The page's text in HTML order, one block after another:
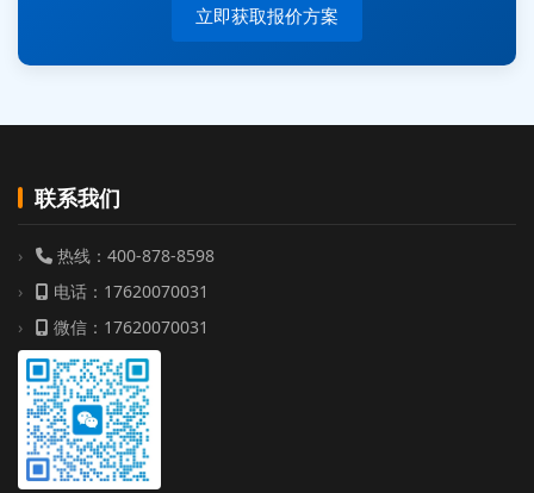
立即获取报价方案
联系我们
热线：400-878-8598
电话：17620070031
微信：17620070031